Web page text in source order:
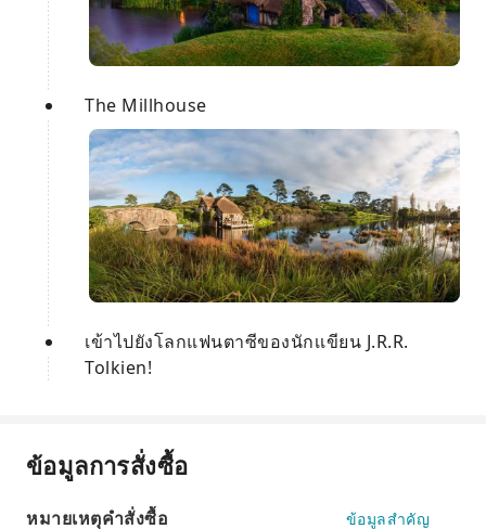
The Millhouse
เข้าไปยังโลกแฟนตาซีของนักเเขียน J.R.R.
Tolkien!
ข้อมูลการสั่งซื้อ
หมายเหตุคำสั่งซื้อ ข้อมูลสำคัญ